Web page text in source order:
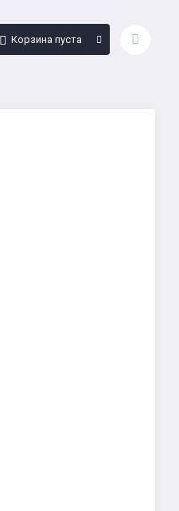
Корзина пуста